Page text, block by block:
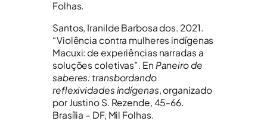
Folhas.
Santos, Iranilde Barbosa dos. 2021.
“Violência contra mulheres indígenas
Macuxi: de experiências narradas a
soluções coletivas”. En Paneiro de
saberes: transbordando
reflexividades indígenas, organizado
por Justino S. Rezende, 45-66.
Brasília – DF, Mil Folhas.